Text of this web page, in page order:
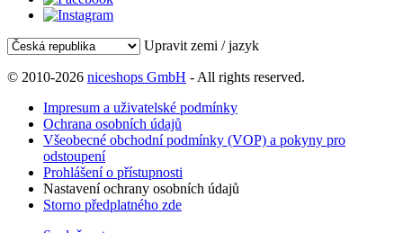
Upravit zemi / jazyk
© 2010-2026 niceshops GmbH - All rights reserved.
Impresum a uživatelské podmínky
Ochrana osobních údajů
Všeobecné obchodní podmínky (VOP) a pokyny pro
odstoupení
Prohlášení o přístupnosti
Nastavení ochrany osobních údajů
Storno předplatného zde